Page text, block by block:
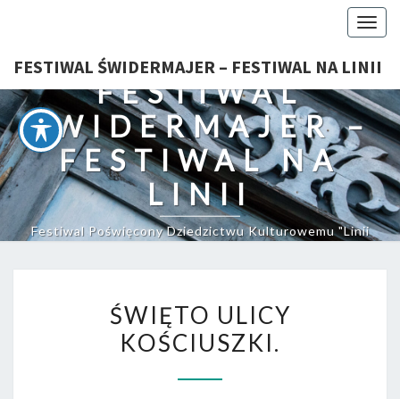
FESTIWAL ŚWIDERMAJER – FESTIWAL NA LINII
FESTIWAL
ŚWIDERMAJER –
FESTIWAL NA
LINII
Festiwal Poświęcony Dziedzictwu Kulturowemu "Linii
Otwockiej"
ULICY
KOŚCIUSZKI.
ŚWIĘTO ULICY
KOŚCIUSZKI.